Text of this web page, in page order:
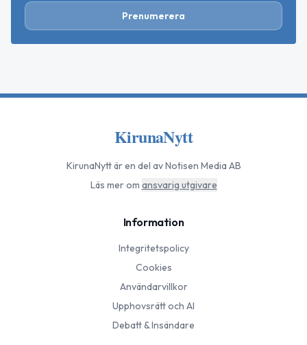
Prenumerera
KirunaNytt
KirunaNyttär en del av Notisen Media AB
Läs mer om ansvarig utgivare
Information
Integritetspolicy
Cookies
Användarvillkor
Upphovsrätt och AI
Debatt & Insändare